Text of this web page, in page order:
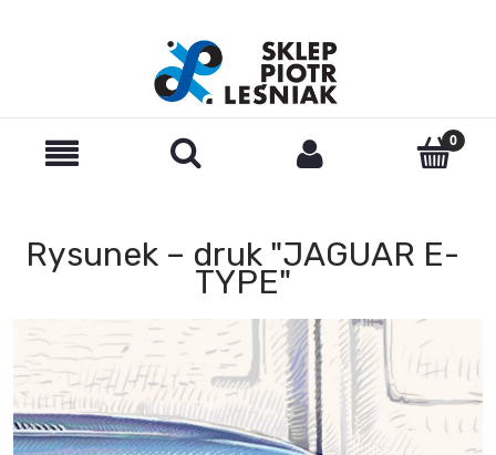
Rysunek – druk "JAGUAR E-
TYPE"